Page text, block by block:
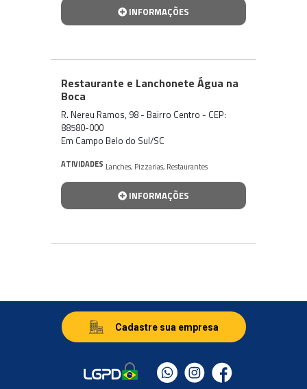
INFORMAÇÕES
Restaurante e Lanchonete Água na
Boca
R. Nereu Ramos, 98 - Bairro Centro - CEP:
88580-000
Em Campo Belo do Sul/SC
ATIVIDADES Lanches, Pizzarias, Restaurantes
INFORMAÇÕES
Cadastre sua empresa